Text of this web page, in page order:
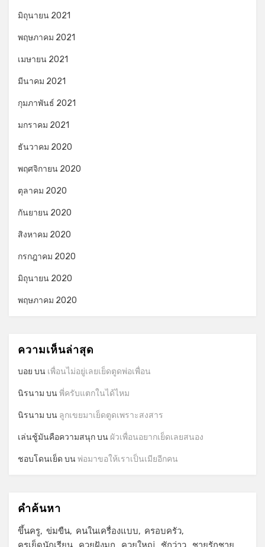
มิถุนายน 2021
พฤษภาคม 2021
เมษายน 2021
มีนาคม 2021
กุมภาพันธ์ 2021
มกราคม 2021
ธันวาคม 2020
พฤศจิกายน 2020
ตุลาคม 2020
กันยายน 2020
สิงหาคม 2020
กรกฎาคม 2020
มิถุนายน 2020
พฤษภาคม 2020
ความเห็นล่าสุด
บอย บน เพื่อนไม่อยู่เลยเย็ดตูดพ่อเพื่อน
นิรนาม บนพี่ครับแตกในได้ไหม
นิรนาม บน ลูกเขยมาเย็ดตูดเพราะสงสาร
เล่นชู้มันคือความสนุกบน ผัวเพื่อนอยากเย็ดเลยสนอง
ชอบโดนเย็ด บนพ่อมาขอให้เราเป็นเมียอีกคน
คำค้นหา
ขึ้นครู ข่มขืน คนในเครื่องแบบ
ครอบครัว